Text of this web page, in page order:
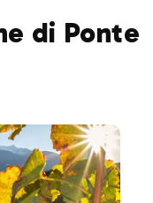
di Ponte